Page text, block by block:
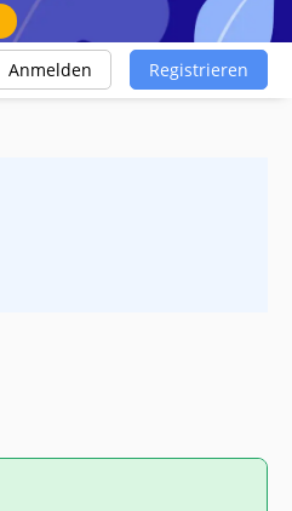
Anmelden Registrieren